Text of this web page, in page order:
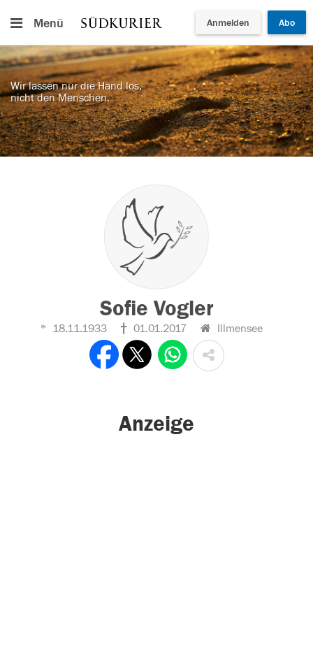
Menü Anmelden Abo
Wir lassen nur die Hand los,
nicht den Menschen.
Sofie Vogler
18.11.1933 01.01.2017 Illmensee
Anzeige